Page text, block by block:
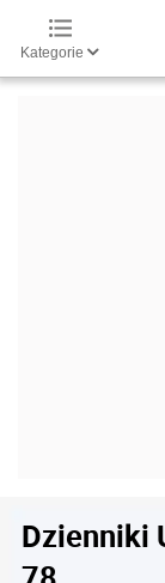
Kategorie
Dzienniki